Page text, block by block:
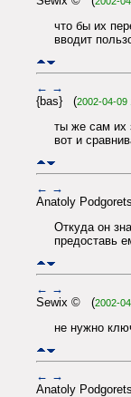
что бы их
вводит
← →
{bas} (2002-04-09
ты же сам их
вот и
← →
Anatoly
Откуда он
предоставь
← →
Sewix © (2002-
не нужно
← →
Anatoly